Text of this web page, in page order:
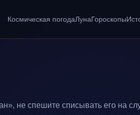
Космическая погодаЛунаГороскопы
не спешите списывать его на